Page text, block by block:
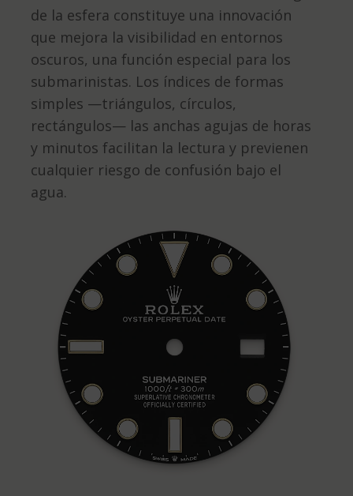
de la esfera constituye una innovación
que mejora la visibilidad en entornos
oscuros, una función especial para los
submarinistas. Los índices de formas
simples —triángulos, círculos,
rectángulos— las anchas agujas de horas
y minutos facilitan la lectura y previenen
cualquier riesgo de confusión bajo el
agua.